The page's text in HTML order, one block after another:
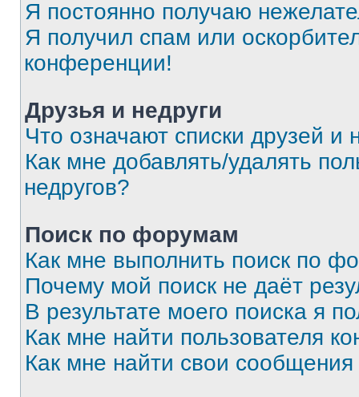
Я постоянно получаю
Я получил спам или
конференции!
Друзья и недруги
Что означают списки друзей и
Как мне добавлять/удалять
недругов?
Поиск по форумам
Как мне выполнить поиск по
Почему мой поиск не даёт
В результате моего поиска я
Как мне найти пользователя
Как мне найти свои